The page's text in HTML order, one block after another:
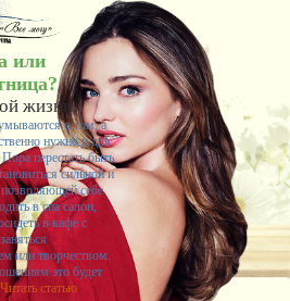
и очень не люблю, когда их дают мне.
или
жизни,
о том, а
нужно и для
перестать быть
сильной и
себе
в спа салон,
в кафе с
или творчеством.
это будет
Читать статью